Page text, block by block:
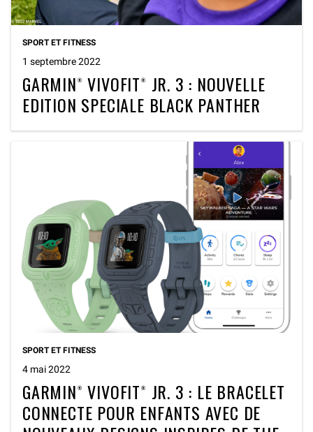
SPORT ET FITNESS
1 septembre 2022
GARMIN® VIVOFIT® JR. 3 : NOUVELLE
EDITION SPECIALE BLACK PANTHER
SPORT ET FITNESS
4 mai 2022
GARMIN® VIVOFIT® JR. 3 : LE BRACELET
CONNECTE POUR ENFANTS AVEC DE